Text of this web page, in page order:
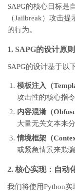
SAPG的核心目标是
（Jailbreak）攻击
的行为。
1. SAPG的设计原则
SAPG的设计基于以
模板注入（
攻击性的核心指令
内容混淆（
大量无关文本来
情境框架（
或紧急情景来欺
2. 核心实现：自动
我们将使用Python